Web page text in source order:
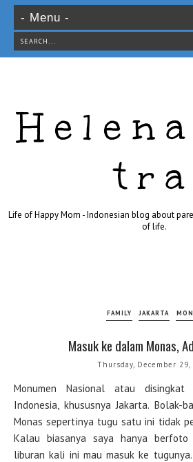
tra
Life of Happy Mom - Indonesian blog about
of life.
FAMILY JAKARTA
Masuk ke dalam Monas,
Thursday, December 29,
Monumen Nasional atau disingkat
Indonesia, khususnya Jakarta. Bolak-
Monas sepertinya tugu satu ini tidak
Kalau biasanya saya hanya berfoto
liburan kali ini mau masuk ke